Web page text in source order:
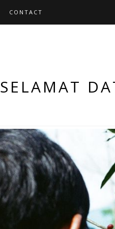
CONTACT
SELAMAT